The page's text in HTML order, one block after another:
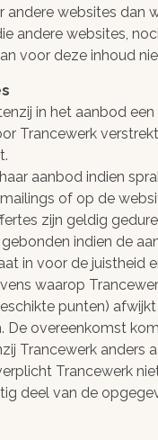
andere websites dan
andere websites,
voor deze inhoud
in het aanbod
Trancewerk
aanbod indien
of op de
zijn geldig
indien de
in voor de juistheid
waarop
punten)
De overeenkomst
Trancewerk anders
Trancewerk
deel van de
en
veilig